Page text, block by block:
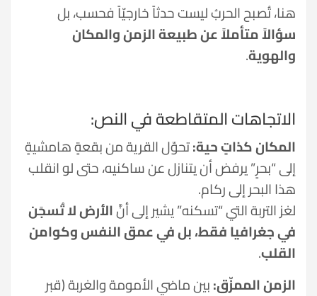
هنا، تُصبح الحربُ ليست حدثاً خارجيّاً فحسب، بل
سؤالاً متأملاً عن طبيعة الزمن والمكان
والهوية.
الاتجاهات المتقاطعة في النص:
المكان كذاتٍ حية:تحوّل القرية من بقعةٍ هامشيةٍ
إلى “بحرٍ” يرفض أن يتنازل عن ساكنيه، حتى لو انقلب
هذا البحر إلى ركام.
لغز التربة التي “تسكنه” يشير إلى أنَّالأرض لا تُسجَن
في جغرافيا فقط، بل في عمق النفس وكوامن
القلب.
الزمن الممزّق:بين ماضي الأمومة والغربة (قبر